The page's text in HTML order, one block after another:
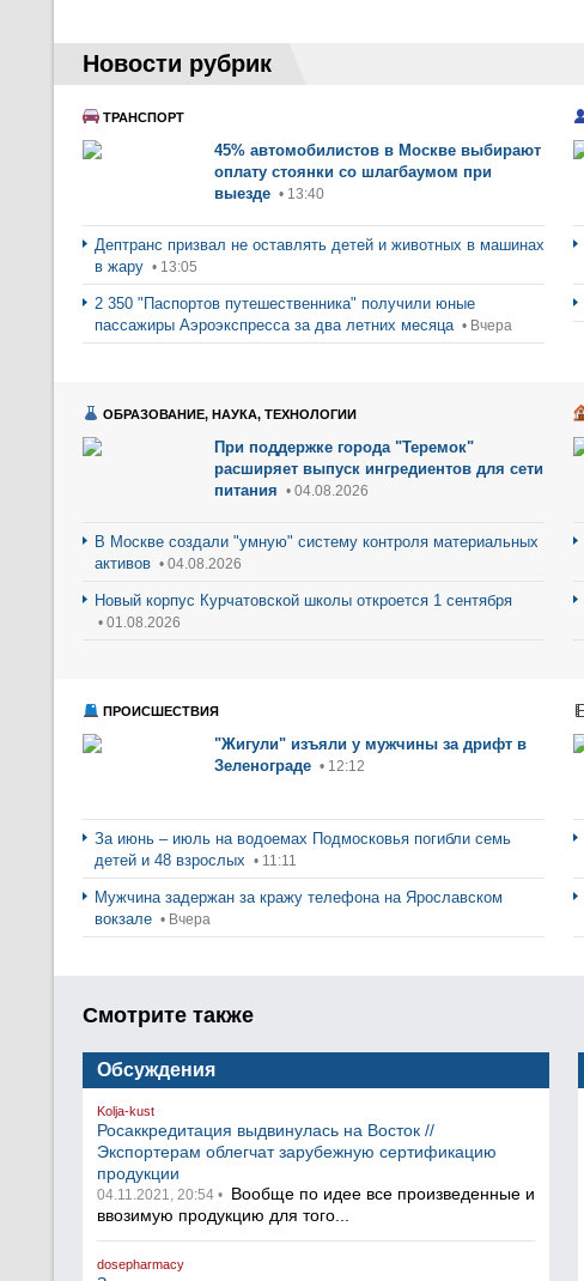
Новости рубрик
ТРАНСПОРТ
45% автомобилистов в Москве выбирают
оплату стоянки со шлагбаумом при
выезде • 13:40
Дептранс призвал не оставлять детей и животных в машинах
в жару • 13:05
2 350 "Паспортов путешественника" получили юные
пассажиры Аэроэкспресса за два летних месяца • Вчера
ОБРАЗОВАНИЕ, НАУКА, ТЕХНОЛОГИИ
При поддержке города "Теремок"
расширяет выпуск ингредиентов для сети
питания • 04.08.2026
В Москве создали "умную" систему контроля материальных
активов • 04.08.2026
Новый корпус Курчатовской школы откроется 1 сентября
• 01.08.2026
ПРОИСШЕСТВИЯ
"Жигули" изъяли у мужчины за дрифт в
Зеленограде • 12:12
За июнь – июль на водоемах Подмосковья погибли семь
детей и 48 взрослых • 11:11
Мужчина задержан за кражу телефона на Ярославском
вокзале • Вчера
Смотрите также
Обсуждения
Kolja-kust
Росаккредитация выдвинулась на Восток //
Экспортерам облегчат зарубежную сертификацию
продукции
04.11.2021, 20:54 • Вообще по идее все произведенные и
ввозимую продукцию для того...
dosepharmacy